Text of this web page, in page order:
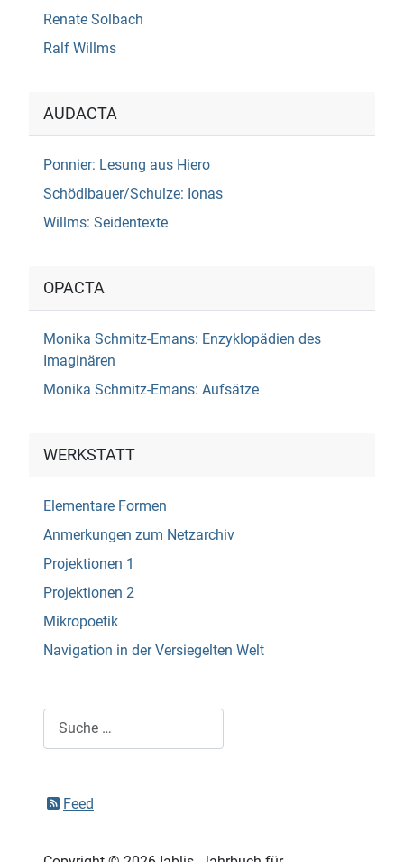
Renate Solbach
Ralf Willms
AUDACTA
Ponnier: Lesung aus Hiero
Schödlbauer/Schulze: Ionas
Willms: Seidentexte
OPACTA
Monika Schmitz-Emans: Enzyklopädien des
Imaginären
Monika Schmitz-Emans: Aufsätze
WERKSTATT
Elementare Formen
Anmerkungen zum Netzarchiv
Projektionen 1
Projektionen 2
Mikropoetik
Navigation in der Versiegelten Welt
Suchen
Feed